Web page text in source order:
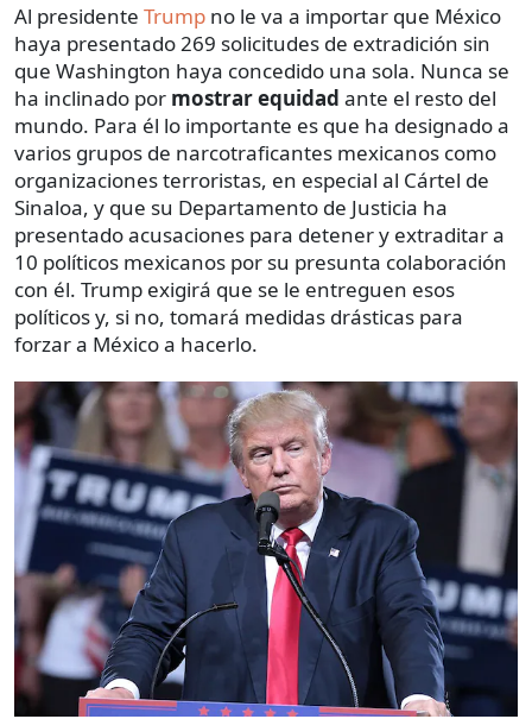
Al presidente Trump no le va a importar que México
haya presentado 269 solicitudes de extradición sin
que Washington haya concedido una sola. Nunca se
ha inclinado por mostrar equidad ante el resto del
mundo. Para él lo importante es que ha designado a
varios grupos de narcotraficantes mexicanos como
organizaciones terroristas, en especial al Cártel de
Sinaloa, y que su Departamento de Justicia ha
presentado acusaciones para detener y extraditar a
10 políticos mexicanos por su presunta colaboración
con él. Trump exigirá que se le entreguen esos
políticos y, si no, tomará medidas drásticas para
forzar a México a hacerlo.